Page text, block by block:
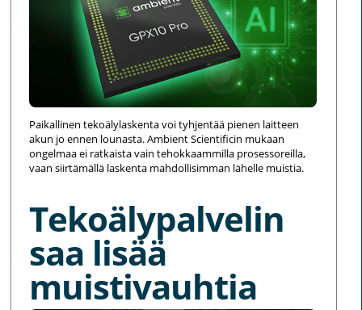
Paikallinen tekoälylaskenta voi tyhjentää pienen laitteen
akun jo ennen lounasta. Ambient Scientificin mukaan
ongelmaa ei ratkaista vain tehokkaammilla prosessoreilla,
vaan siirtämällä laskenta mahdollisimman lähelle muistia.
Tekoälypalvelin
saa lisää
muistivauhtia